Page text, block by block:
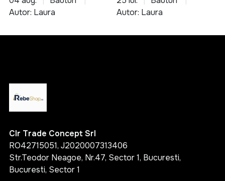
culinare
Autor: Laura
Autor: Laura
Clr Trade Concept Srl
RO42715051, J2020007313406
Str.Teodor Neagoe, Nr.47, Sector 1, Bucuresti,
Bucuresti, Sector 1